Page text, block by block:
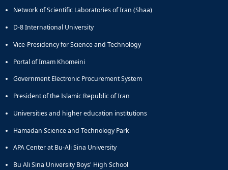
Network of Scientific Laboratories of Iran (Shaa)
D-8 International University
Vice-Presidency for Science and Technology
Portal of Imam Khomeini
Government Electronic Procurement System
President of the Islamic Republic of Iran
Universities and higher education institutions
Hamadan Science and Technology Park
APA Center at Bu-Ali Sina University
Bu Ali Sina University Boys' High School